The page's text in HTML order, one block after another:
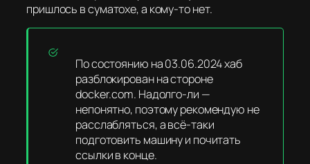
пришлось в суматохе, а кому-то нет.
По состоянию на 03.06.2024 хаб
разблокирован на стороне
docker.com. Надолго-ли —
непонятно, поэтому рекомендую не
расслабляться, а всё-таки
подготовить машину и почитать
ссылки в конце.